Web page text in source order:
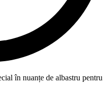
în nuanțe de albastru pentru